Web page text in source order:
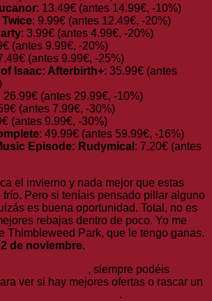
: 13.49€ (antes 14.99€, -10%)
Twice: 9.99€ (antes 12.49€, -20%)
: 3.99€ (antes 4.99€, -20%)
(antes 9.99€, -20%)
(antes 9.99€, -25%)
Isaac: Afterbirth+: 35.99€ (antes
26.99€ (antes 29.99€, -10%)
(antes 7.99€, -30%)
(antes 9.99€, -30%)
: 49.99€ (antes 59.99€, -16%)
Episode: Rudymical : 7.20€ (antes
el invierno y nada mejor que estas
frío. Pero si teníais pensado pillar alguno
es buena oportunidad. Total, no es
rebajas dentro de poco. Yo me
Thimbleweed Park, que le tengo ganas.
2 de noviembre.
, siempre podéis
ver si hay mejores ofertas o rascar un
.